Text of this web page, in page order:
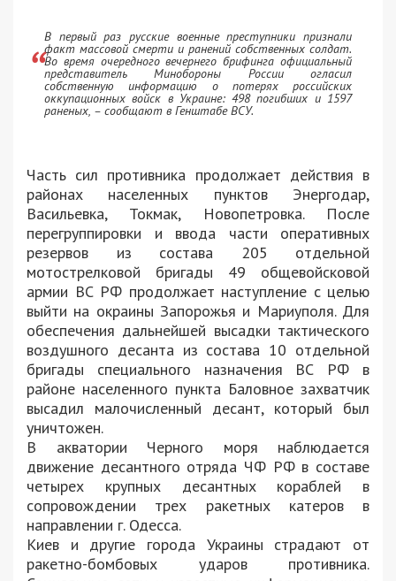
В первый раз русские военные преступники признали
факт массовой смерти и ранений собственных солдат.
Во время очередного вечернего брифинга официальный
представитель Минобороны России огласил
собственную информацию о потерях российских
оккупационных войск в Украине: 498 погибших и 1597
раненых, – сообщают в Генштабе ВСУ.
Часть сил противника продолжает действия в
районах населенных пунктов Энергодар,
Васильевка, Токмак, Новопетровка. После
перегруппировки и ввода части оперативных
резервов из состава 205 отдельной
мотострелковой бригады 49 общевойсковой
армии ВС РФ продолжает наступление с целью
выйти на окраины Запорожья и Мариуполя. Для
обеспечения дальнейшей высадки тактического
воздушного десанта из состава 10 отдельной
бригады специального назначения ВС РФ в
районе населенного пункта Баловное захватчик
высадил малочисленный десант, который был
уничтожен.
В акватории Черного моря наблюдается
движение десантного отряда ЧФ РФ в составе
четырех крупных десантных кораблей в
сопровождении трех ракетных катеров в
направлении г. Одесса.
Киев и другие города Украины страдают от
ракетно-бомбовых ударов противника.